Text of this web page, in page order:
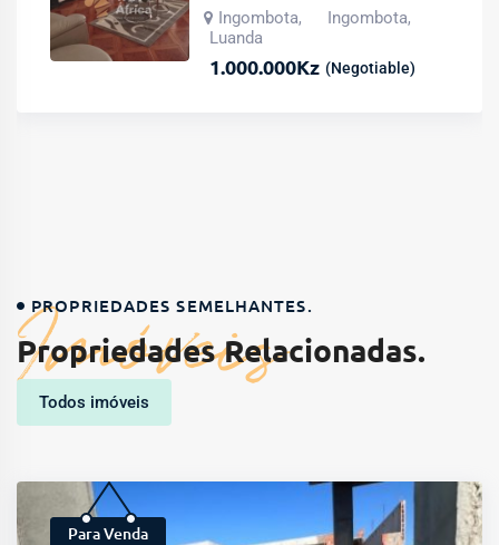
Ingombota, Ingombota,
Luanda
1.000.000Kz (Negotiable)
Imóveis
PROPRIEDADES SEMELHANTES.
Propriedades Relacionadas.
Todos imóveis
Para Venda